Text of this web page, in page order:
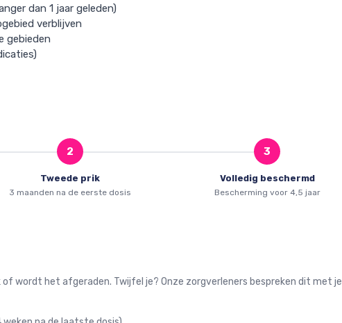
dan 1 jaar geleden)
verblijven
gebieden
2
Tweede prik
3 maanden na de eerste dosis
3
Volledig beschermd
Bescherming voor 4,5 jaar
wordt het afgeraden. Twijfel je? Onze zorgverleners bespreken dit met je